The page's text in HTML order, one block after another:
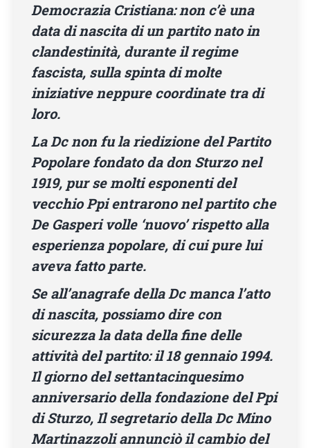
Democrazia Cristiana: non c’è una
data di nascita di un partito nato in
clandestinità, durante il regime
fascista, sulla spinta di molte
iniziative neppure coordinate tra di
loro.
La Dc non fu la riedizione del Partito
Popolare fondato da don Sturzo nel
1919, pur se molti esponenti del
vecchio Ppi entrarono nel partito che
De Gasperi volle ‘nuovo’ rispetto alla
esperienza popolare, di cui pure lui
aveva fatto parte.
Se all’anagrafe della Dc manca l’atto
di nascita, possiamo dire con
sicurezza la data della fine delle
attività del partito: il 18 gennaio 1994.
Il giorno del settantacinquesimo
anniversario della fondazione del Ppi
di Sturzo, Il segretario della Dc Mino
Martinazzoli annunciò il cambio del